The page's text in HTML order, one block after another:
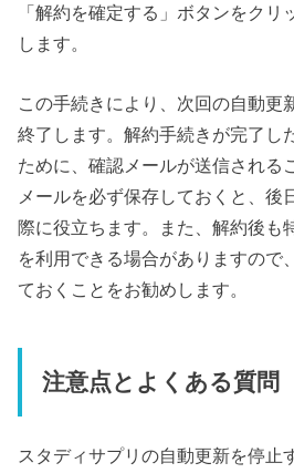
「解約を確定する」ボタンをクリ
します。
この手続きにより、次回の自動更
終了します。解約手続きが完了し
ために、確認メールが送信される
メールを必ず保存しておくと、後
際に役立ちます。また、解約後も
を利用できる場合がありますので
ておくことをお勧めします。
注意点とよくある質問
スタディサプリの自動更新を停止